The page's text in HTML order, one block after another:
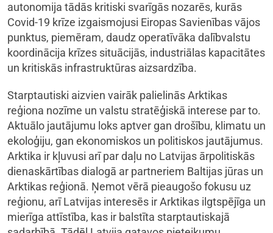
autonomija tādās kritiski svarīgās nozarēs, kurās
Covid-19 krīze izgaismojusi Eiropas Savienības vājos
punktus, piemēram, daudz operatīvāka dalībvalstu
koordinācija krīzes situācijās, industriālas kapacitātes
un kritiskās infrastruktūras aizsardzība.
Starptautiski aizvien vairāk palielinās Arktikas
reģiona nozīme un valstu stratēģiskā interese par to.
Aktuālo jautājumu loks aptver gan drošību, klimatu un
ekoloģiju, gan ekonomiskos un politiskos jautājumus.
Arktika ir kļuvusi arī par daļu no Latvijas ārpolitiskās
dienaskārtības dialogā ar partneriem Baltijas jūras un
Arktikas reģionā. Ņemot vērā pieaugošo fokusu uz
reģionu, arī Latvijas interesēs ir Arktikas ilgtspējīga un
mierīga attīstība, kas ir balstīta starptautiskajā